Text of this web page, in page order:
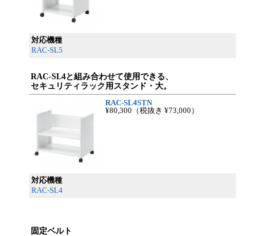
対応機種
RAC-SL5
RAC-SL4と組み合わせて使用できる、
セキュリティラック用スタンド・大。
RAC-SL4STN
¥80,300 （税抜き ¥73,000）
対応機種
RAC-SL4
固定ベルト